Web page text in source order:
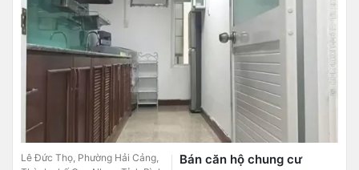
Lê Đức Thọ, Phường Hải Cảng,
Bán căn hộ chung cư